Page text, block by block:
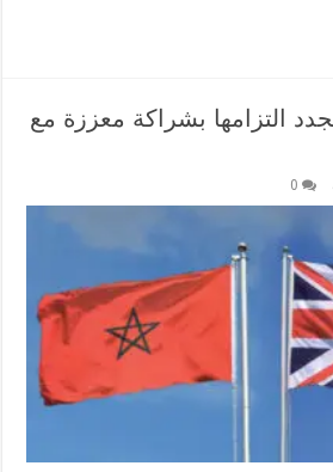
التزامها بشراكة معززة مع
0